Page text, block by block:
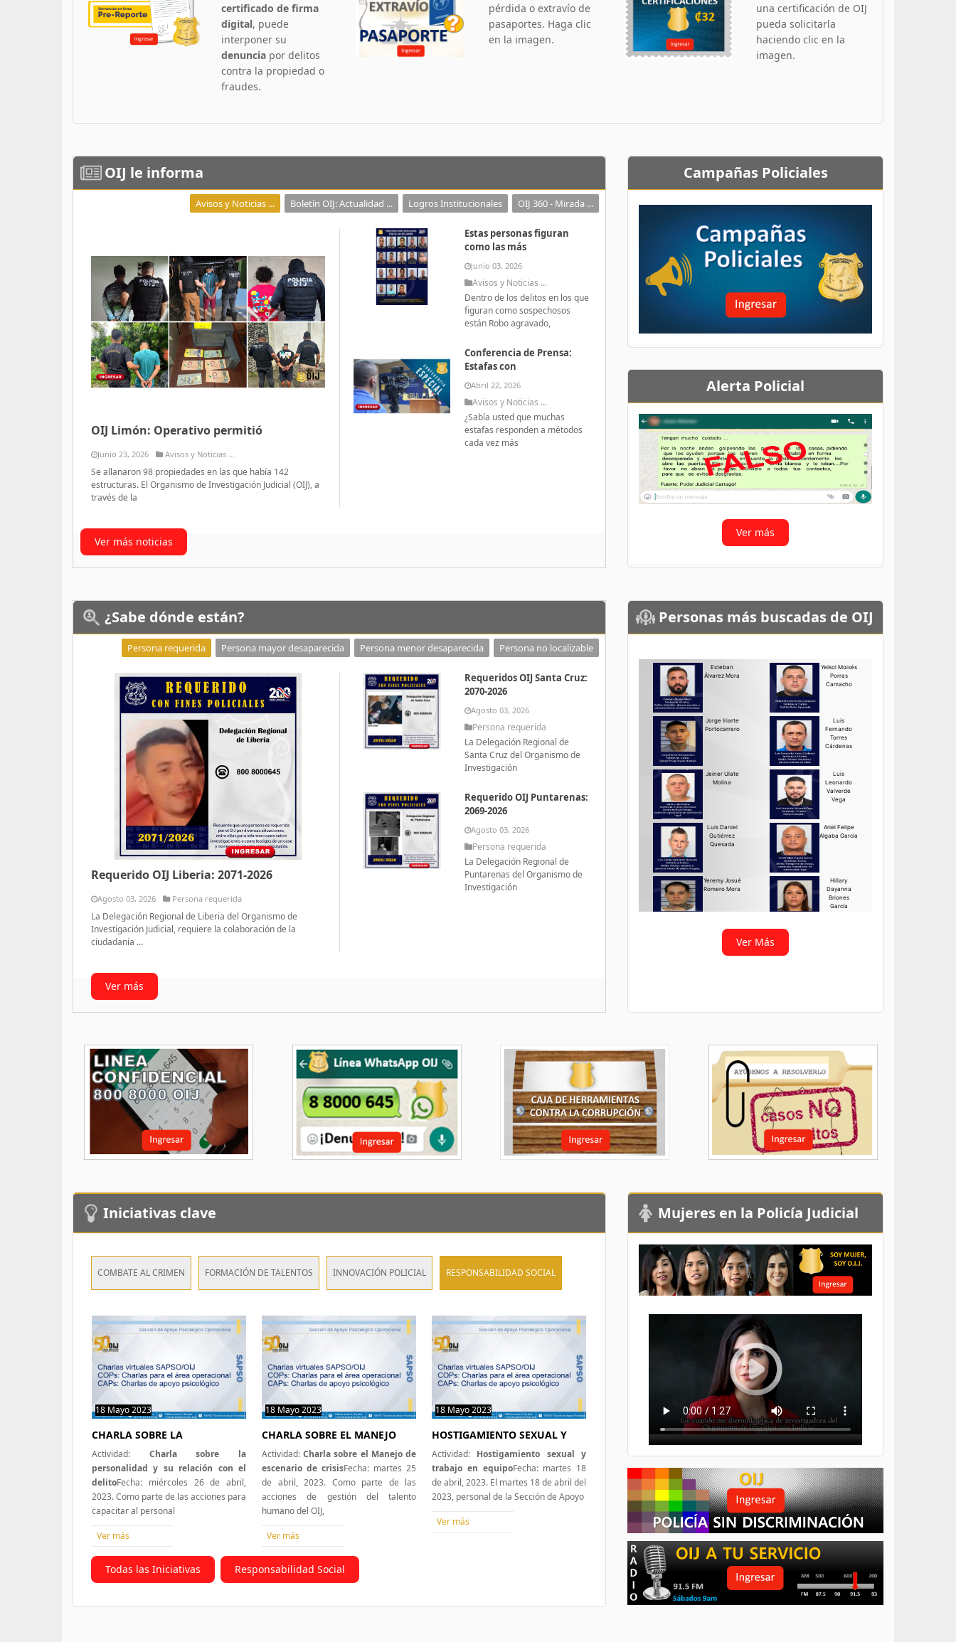
certificado de firma
digital, puede
interponer su
denuncia por delitos
contra la propiedad o
fraudes.
pérdida o extravío de
pasaportes. Haga clic
en la imagen.
una certificación de OIJ
pueda solicitarla
haciendo clic en la
imagen.
OIJ le informa
Avisos y Noticias ... Boletín OIJ: Actualidad ... Logros Institucionales OIJ 360 - Mirada ...
OIJ Limón: Operativo permitió
Junio 23, 2026 Avisos y Noticias ...
Se allanaron 98 propiedades en las que había 142
estructuras. El Organismo de Investigación Judicial (OIJ), a
través de la
Estas personas figuran
como las más
Junio 03, 2026
Avisos y Noticias ...
Dentro de los delitos en los que
figuran como sospechosos
están Robo agravado,
Conferencia de Prensa:
Estafas con
Abril 22, 2026
Avisos y Noticias ...
¿Sabía usted que muchas
estafas responden a métodos
cada vez más
Ver más noticias
Campañas Policiales
Alerta Policial
Ver más
¿Sabe dónde están?
Persona requerida Persona mayor desaparecida Persona menor desaparecida Persona no localizable
Requerido OIJ Liberia: 2071-2026
Agosto 03, 2026 Persona requerida
La Delegación Regional de Liberia del Organismo de
Investigación Judicial, requiere la colaboración de la
ciudadanía ...
Requeridos OIJ Santa Cruz:
2070-2026
Agosto 03, 2026
Persona requerida
La Delegación Regional de
Santa Cruz del Organismo de
Investigación
Requerido OIJ Puntarenas:
2069-2026
Agosto 03, 2026
Persona requerida
La Delegación Regional de
Puntarenas del Organismo de
Investigación
Ver más
Personas más buscadas de OIJ
Ver Más
Iniciativas clave
Todas las Iniciativas Responsabilidad Social
COMBATE AL CRIMEN FORMACIÓN DE TALENTOS INNOVACIÓN POLICIAL RESPONSABILIDAD SOCIAL
18 Mayo 2023 1 hit
CHARLA SOBRE LA
Actividad: Charla sobre la
personalidad y su relación con el
delitoFecha: miércoles 26 de abril,
2023. Como parte de las acciones para
capacitar al personal
Ver más
18 Mayo 2023 1 hit
CHARLA SOBRE EL MANEJO
Actividad:Charla sobre el Manejo de
escenario de crisisFecha: martes 25
de abril, 2023. Como parte de las
acciones de gestión del talento
humano del OIJ,
Ver más
18 Mayo 2023 0 hit
HOSTIGAMIENTO SEXUAL Y
Actividad: Hostigamiento sexual y
trabajo en equipoFecha: martes 18
de abril, 2023. El martes 18 de abril del
2023, personal de la Sección de Apoyo
Ver más
Mujeres en la Policía Judicial